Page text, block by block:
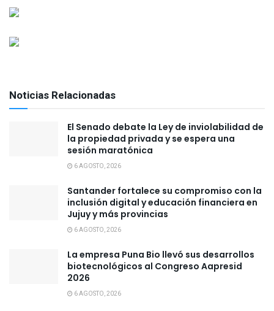
Noticias Relacionadas
El Senado debate la Ley de inviolabilidad de
la propiedad privada y se espera una
sesión maratónica
6 AGOSTO, 2026
Santander fortalece su compromiso con la
inclusión digital y educación financiera en
Jujuy y más provincias
6 AGOSTO, 2026
La empresa Puna Bio llevó sus desarrollos
biotecnológicos al Congreso Aapresid
2026
6 AGOSTO, 2026